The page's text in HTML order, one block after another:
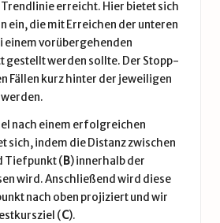
erreicht. Hier bietet sich
ein, die mit Erreichen der unteren
einem vorübergehenden
gestellt werden sollte. Der Stopp-
Fällen kurz hinter der jeweiligen
nach einem erfolgreichen
sich, indem die Distanz zwischen
Tiefpunkt ( B) innerhalb der
wird. Anschließend wird diese
nach oben projiziert und wir
(C).